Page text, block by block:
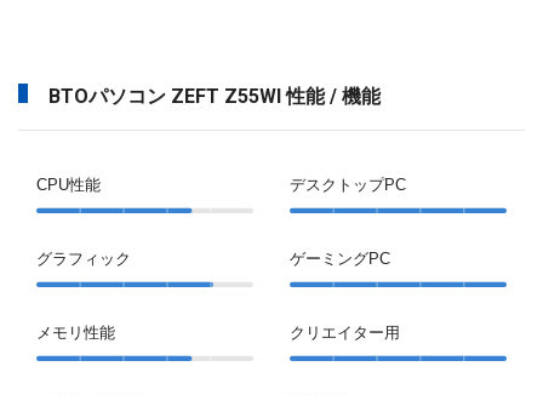
BTOパソコン ZEFT Z55WI 性能 / 機能
CPU性能
グラフィック
メモリ性能
デスクトップPC
ゲーミングPC
クリエイター用